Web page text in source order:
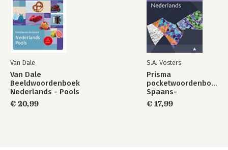
Van Dale
Van Dale
Beeldwoordenboek
Nederlands - Pools
€ 20,99
S.A. Vosters
Prisma
pocketwoordenboek
Spaans-
Nederlands
€ 17,99